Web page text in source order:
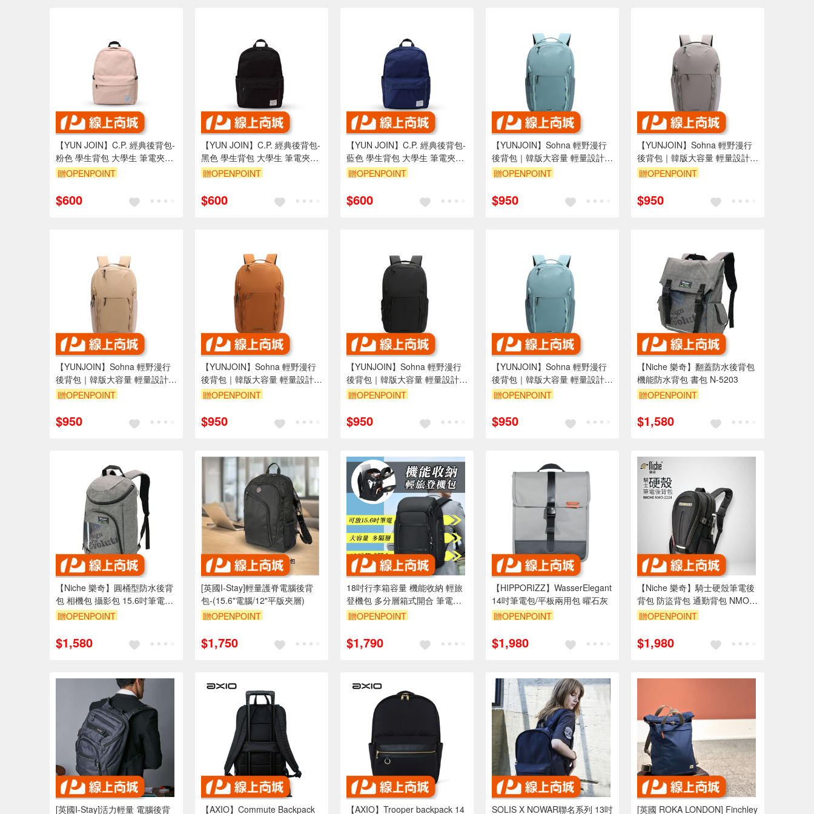
【YUN JOIN】C.P. 經典後背包-
粉色 學生背包 大學生 筆電夾層
輕量背包
贈OPENPOINT
$600
【YUN JOIN】C.P. 經典後背包-
黑色 學生背包 大學生 筆電夾層
輕量背包
贈OPENPOINT
$600
【YUN JOIN】C.P. 經典後背包-
藍色 學生背包 大學生 筆電夾層
輕量背包
贈OPENPOINT
$600
【YUNJOIN】Sohna 輕野漫行
後背包｜韓版大容量 輕量設計
通勤/商務/旅行/健行 筆電收納
贈OPENPOINT
$950
【YUNJOIN】Sohna 輕野漫行
後背包｜韓版大容量 輕量設計
通勤/商務/旅行/健行 筆電收納
贈OPENPOINT
$950
【YUNJOIN】Sohna 輕野漫行
後背包｜韓版大容量 輕量設計
通勤/商務/旅行/健行 筆電收納
贈OPENPOINT
$950
【YUNJOIN】Sohna 輕野漫行
後背包｜韓版大容量 輕量設計
通勤/商務/旅行/健行 筆電收納
贈OPENPOINT
$950
【YUNJOIN】Sohna 輕野漫行
後背包｜韓版大容量 輕量設計
通勤/商務/旅行/健行 筆電收納
贈OPENPOINT
$950
【YUNJOIN】Sohna 輕野漫行
後背包｜韓版大容量 輕量設計
通勤/商務/旅行/健行 筆電收納
贈OPENPOINT
$950
【Niche 樂奇】翻蓋防水後背包
機能防水背包 書包 N-5203
贈OPENPOINT
$1,580
【Niche 樂奇】圓桶型防水後背
包 相機包 攝影包 15.6吋筆電包
大容量 24L N-5204
贈OPENPOINT
$1,580
[英國I-Stay]輕量護脊電腦後背
包-(15.6"電腦/12"平版夾層)
贈OPENPOINT
$1,750
18吋行李箱容量 機能收納 輕旅
登機包 多分層箱式開合 筆電後
背包 外置雙充電孔
贈OPENPOINT
$1,790
【HIPPORIZZ】WasserElegant
14吋筆電包/平板兩用包 曜石灰
贈OPENPOINT
$1,980
【Niche 樂奇】騎士硬殼筆電後
背包 防盜背包 通勤背包 NMO-
2224
贈OPENPOINT
$1,980
[英國I-Stay]活力輕量 電腦後背 【AXIO】Commute Backpack 【AXIO】Trooper backpack 14 SOLIS X NOWAR聯名系列 13吋 [英國 ROKA LONDON] Finchley